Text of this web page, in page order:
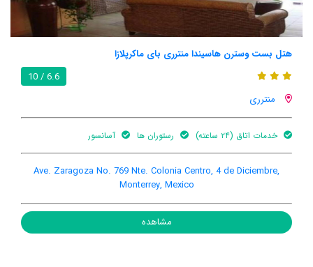
هتل بست وسترن هاسیندا منترری بای ماکرپلازا
6.6 / 10
منترری
خدمات اتاق (۲۴ ساعته) رستوران ها آسانسور
Ave. Zaragoza No. 769 Nte. Colonia Centro, 4 de Diciembre,
Monterrey, Mexico
مشاهده